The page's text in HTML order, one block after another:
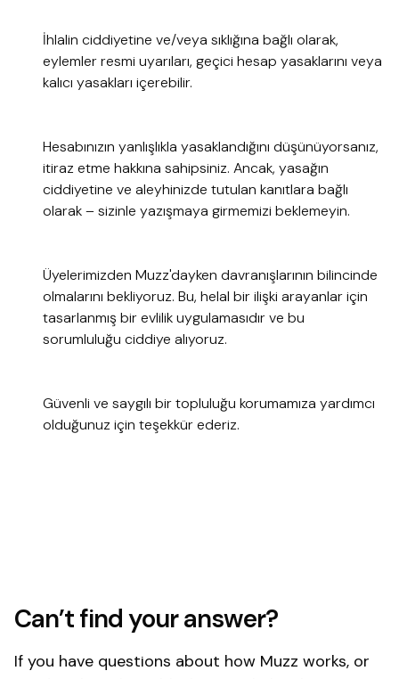
İhlalin ciddiyetine ve/veya sıklığına bağlı olarak,
eylemler resmi uyarıları, geçici hesap yasaklarını veya
kalıcı yasakları içerebilir.
Hesabınızın yanlışlıkla yasaklandığını düşünüyorsanız,
itiraz etme hakkına sahipsiniz. Ancak, yasağın
ciddiyetine ve aleyhinizde tutulan kanıtlara bağlı
olarak – sizinle yazışmaya girmemizi beklemeyin.
Üyelerimizden Muzz'dayken davranışlarının bilincinde
olmalarını bekliyoruz. Bu, helal bir ilişki arayanlar için
tasarlanmış bir evlilik uygulamasıdır ve bu
sorumluluğu ciddiye alıyoruz.
Güvenli ve saygılı bir topluluğu korumamıza yardımcı
olduğunuz için teşekkür ederiz.
Can’t find your answer?
If you have questions about how Muzz works, or